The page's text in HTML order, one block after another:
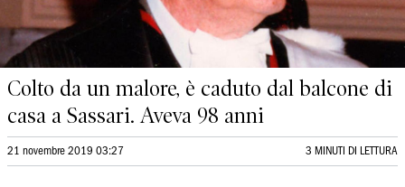
Colto da un malore, è caduto dal balcone di
casa a Sassari. Aveva 98 anni
21 novembre 2019 03:27 3 MINUTI DI LETTURA